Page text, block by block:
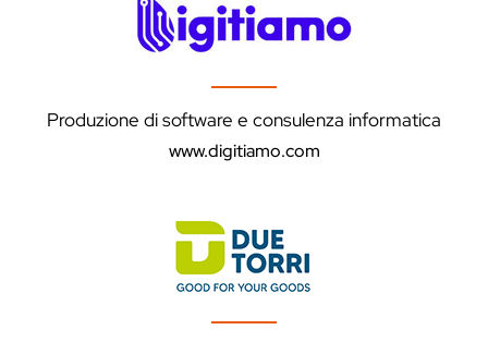
Produzione di software e consulenza informatica
www.digitiamo.com